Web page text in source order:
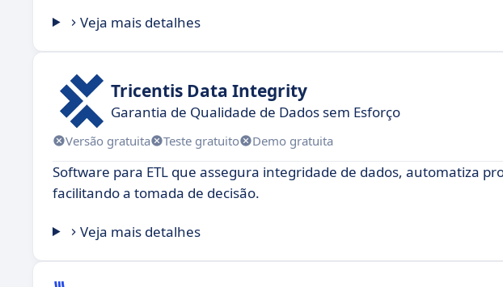
Veja mais detalhes
Tricentis Data Integrity
Garantia de Qualidade de Dados sem Esforço
Versão gratuita Teste gratuito Demo gratuita
Software para ETL que assegura integridade de dados, automatiza
facilitando a tomada de decisão.
Veja mais detalhes